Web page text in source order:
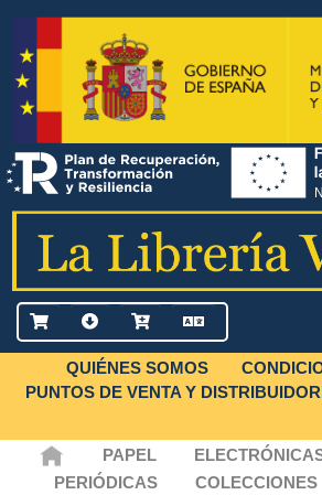
QUIÉNES SOMOS
PUNTOS DE VENTA Y
PAPEL
PERIÓDICAS
COLECCIONES